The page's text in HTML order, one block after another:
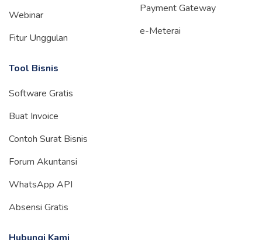
Webinar
Fitur Unggulan
Payment Gateway
e-Meterai
Tool Bisnis
Software Gratis
Buat Invoice
Contoh Surat Bisnis
Forum Akuntansi
WhatsApp API
Absensi Gratis